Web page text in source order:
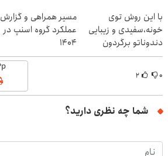
با این روش توی
خونه،سفیدی و زیبایی
دندوناتو برگردون
(40%off)
مسیر همراهی و گزارش
عملکرد گروه اسنپ در
۱۴۰۴
۰ ۲
شما چه نظری دارید؟